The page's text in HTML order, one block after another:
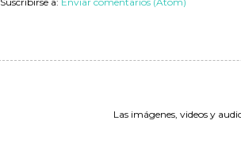
Las imágenes, videos y